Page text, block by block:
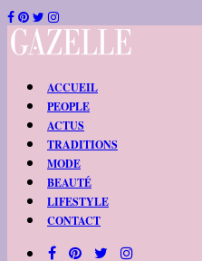
ACCUEIL
PEOPLE
ACTUS
TRADITIONS
MODE
BEAUTÉ
LIFESTYLE
CONTACT